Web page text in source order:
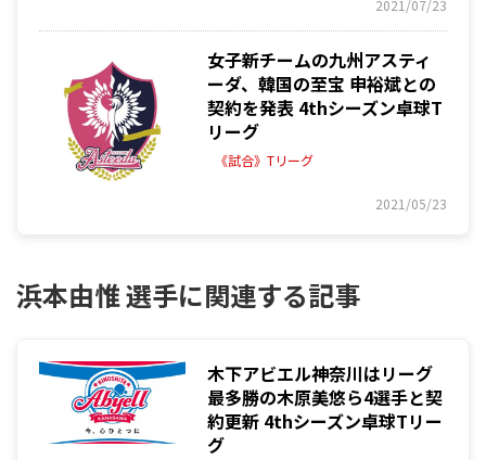
2021/07/23
女子新チームの九州アスティ
ーダ、韓国の至宝 申裕斌との
契約を発表 4thシーズン卓球T
リーグ
《試合》Tリーグ
2021/05/23
浜本由惟 選手に関連する記事
木下アビエル神奈川はリーグ
最多勝の木原美悠ら4選手と契
約更新 4thシーズン卓球Tリー
グ